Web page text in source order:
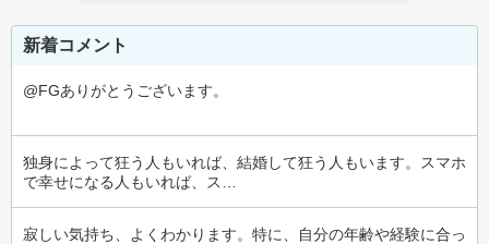
新着コメント
@FGありがとうございます。
独身によって狂う人もいれば、結婚して狂う人もいます。スマホ
で幸せになる人もいれば、ス…
寂しい気持ち、よくわかります。特に、自分の年齢や経験に合っ